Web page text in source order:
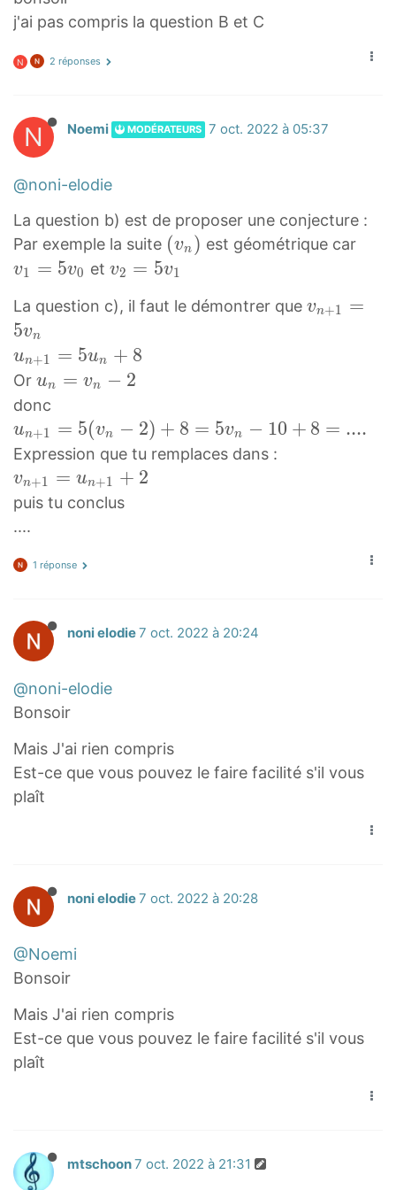
\
t
s
=
1
3
=
5
\
m
e
1
3
+
8
7
3
j'ai pas compris la question B et C
N 2 réponses
N Noemi MODÉRATEURS 7 oct. 2022 à 05:37
@noni-elodie
La question b) est de proposer une conjecture :
Par exemple la suite (
v
)
)
(vn ) est géométrique carv
5
1
v1 = 5v0 et v
=
v
1
_
2
=
5
v2 = 5v1
La question c), il faut le démontrer que v
5
vn+1 =
5vn
u
n
+
1
=
5
n
+
8
{
n
+
1
}
=
5
u
8
un+1 = 5un + 8
Or u
n
=
v
n
−
_
v
_
-
2
un = vn − 2
donc
u
n
+
1
(
−
2
)
+
=
5
v
0
+
=
.
.
.
.
u
+
un+1 = 5(vn − 2) + 8 = 5vn − 10 + 8 = ....
Expression que tu remplaces dans :
v
n
=
+
1
+
2
_
{
n
=
u
{
n
+
1
+
vn+1 = un+1 + 2
puis tu conclus
....
1 réponse
noni elodie7 oct. 2022 à 20:24
@noni-elodie
Bonsoir
Mais J'ai rien compris
Est-ce que vous pouvez le faire facilité s'il vous
plaît
noni elodie7 oct. 2022 à 20:28
@Noemi
Bonsoir
Mais J'ai rien compris
Est-ce que vous pouvez le faire facilité s'il vous
plaît
mtschoon7 oct. 2022 à 21:31